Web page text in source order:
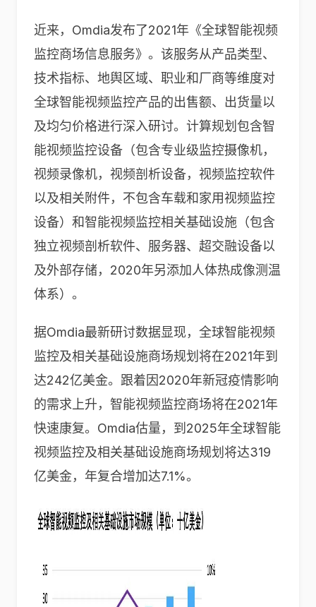
近来，Omdia发布了2021年《全球智能视频
监控商场信息服务》。该服务从产品类型、
技术指标、地舆区域、职业和厂商等维度对
全球智能视频监控产品的出售额、出货量以
及均匀价格进行深入研讨。计算规划包含智
能视频监控设备（包含专业级监控摄像机，
视频录像机，视频剖析设备，视频监控软件
以及相关附件，不包含车载和家用视频监控
设备）和智能视频监控相关基础设施（包含
独立视频剖析软件、服务器、超交融设备以
及外部存储，2020年另添加人体热成像测温
体系）。
据Omdia最新研讨数据显现，全球智能视频
监控及相关基础设施商场规划将在2021年到
达242亿美金。跟着因2020年新冠疫情影响
的需求上升，智能视频监控商场将在2021年
快速康复。Omdia估量，到2025年全球智能
视频监控及相关基础设施商场规划将达319
亿美金，年复合增加达7.1%。